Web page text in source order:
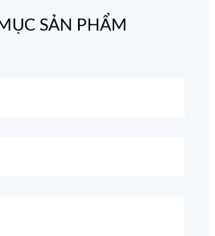
SẢN PHẨM